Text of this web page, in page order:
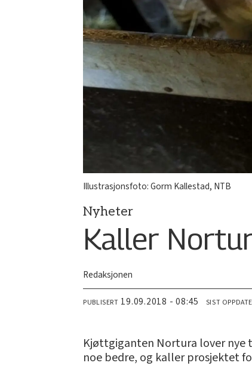
Illustrasjonsfoto: Gorm Kallestad, NTB
Nyheter
Kaller
Redaksjonen
PUBLISERT 19.09.2018 - 08:45 SIST
Kjøttgiganten Nortura lover nye
noe bedre, og kaller prosjektet